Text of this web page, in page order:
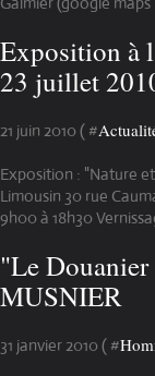
Exposition à
23 juillet
21 juin 2010 ( #
Exposition : "Nature
Limousin 30 rue
9h00 à 18h30
"Le
MUSNIER
31 janvier 2010 ( #